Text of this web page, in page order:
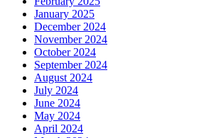
January 2025
December 2024
November 2024
October 2024
September 2024
August 2024
July 2024
June 2024
May 2024
April 2024